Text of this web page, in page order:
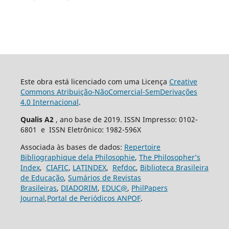
Este obra está licenciado com uma Licença Creative
Commons Atribuição-NãoComercial-SemDerivações
4.0 Internacional.
Qualis A2 , ano base de 2019. ISSN Impresso: 0102-
6801 e ISSN Eletrônico: 1982-596X
Associada às bases de dados: Repertoire
Bibliographique dela Philosophie, The Philosopher’s
Index, CIAFIC, LATINDEX, Refdoc, Biblioteca Brasileira
de Educação, Sumários de Revistas
Brasileiras, DIADORIM, EDUC@, PhilPapers
Journal,Portal de Periódicos ANPOF.